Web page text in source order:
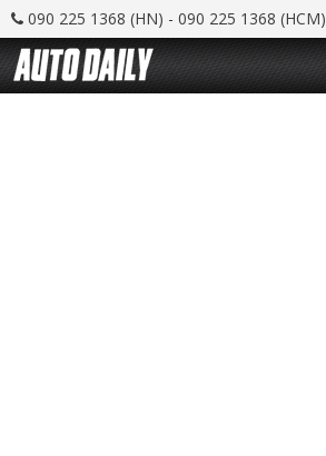
090 225 1368 (HN) - 090 225 1368 (HCM)